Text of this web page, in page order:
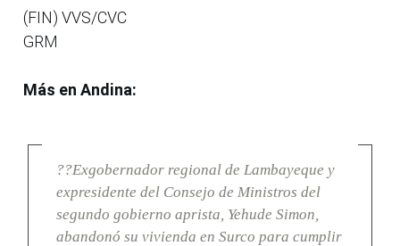
(FIN) VVS/CVC
GRM
Más en Andina:
??Exgobernador regional de Lambayeque y
expresidente del Consejo de Ministros del
segundo gobierno aprista, Yehude Simon,
abandonó su vivienda en Surco para cumplir